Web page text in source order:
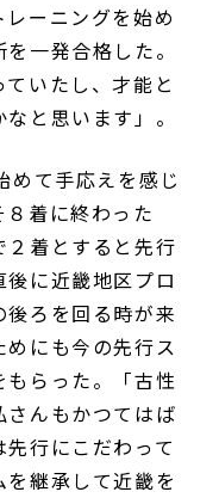
ーニングを始め
一発合格した。
ていたし、才能と
と思います」。
て手応えを感じ
着に終わった
着とすると先行
に近畿地区プロ
ろを回る時が来
にも今の先行ス
らった。「古性
さんもかつてはば
行にこだわって
継承して近畿を